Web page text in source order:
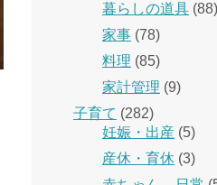
暮らしの道具 (88)
家事 (78)
料理 (85)
家計管理 (9)
子育て (282)
妊娠・出産 (5)
産休・育休 (3)